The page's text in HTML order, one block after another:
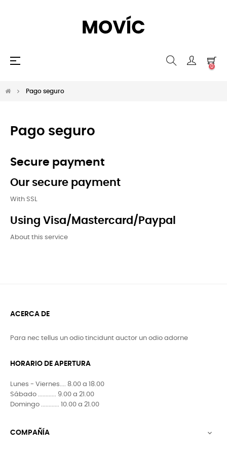
Navegación
☰
0
Pago seguro
Pago seguro
Secure payment
Our secure payment
With SSL
Using Visa/Mastercard/Paypal
About this service
ACERCA DE
Para nec tellus un odio tincidunt auctor un odio adorne
HORARIO DE APERTURA
Lunes - Viernes.... 8.00 a 18.00
Sábado ............ 9.00 a 21.00
Domingo ............ 10.00 a 21.00
COMPAÑÍA 